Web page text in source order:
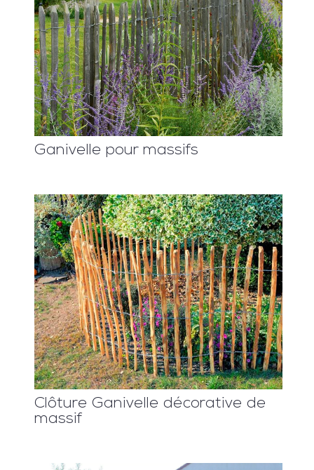
Ganivelle pour massifs
Clôture Ganivelle décorative de
massif